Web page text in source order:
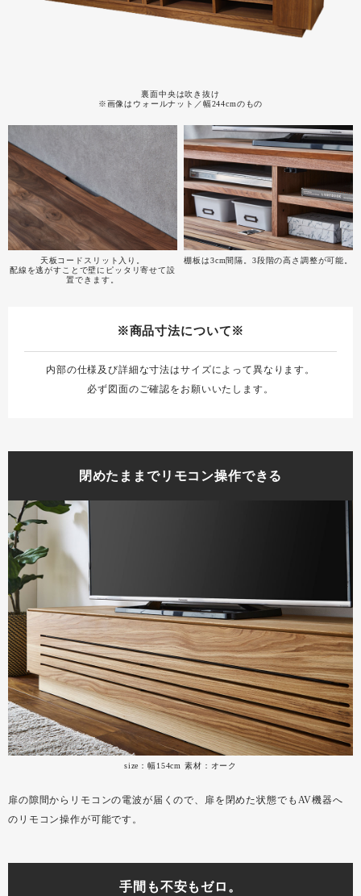
裏面中央は吹き抜け
※画像はウォールナット／幅244cmのもの
天板コードスリット入り。
配線を逃がすことで壁にピッタリ寄せて設
置できます。
棚板は3cm間隔。3段階の高さ調整が可能。
※商品寸法について※
内部の仕様及び詳細な寸法はサイズによって異なります。
必ず図面のご確認をお願いいたします。
閉めたままでリモコン操作できる
size：幅154cm 素材：オーク
扉の隙間からリモコンの電波が届くので、扉を閉めた状態でもAV機器へ
のリモコン操作が可能です。
手間も不安もゼロ。